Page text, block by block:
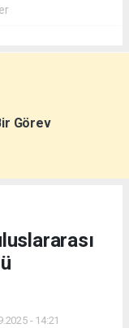
Görev
- 14:21